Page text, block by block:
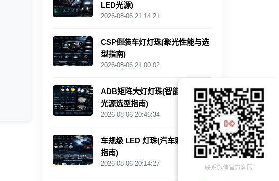
LED光源)
2026-08-06 21:14:21
CSP倒装车灯灯珠(聚光性能与选
型指南)
2026-08-06 21:00:02
ADB矩阵大灯灯珠(智能汽车照明
光源选型指南)
2026-08-06 20:46:34
车规级 LED 灯珠(汽车照明选型
指南)
2026-08-06 20:14:27
联系微信官方客服